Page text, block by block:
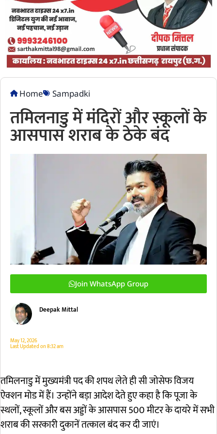
Home Sampadki
तमिलनाडु में मंदिरों और स्कूलों के
आसपास शराब के ठेके बंद
Join WhatsApp Group
Deepak Mittal
May 12, 2026
Last Updated on8:32 am
तमिलनाडु में मुख्यमंत्री पद की शपथ लेते ही सी जोसेफ विजय
ऐक्शन मोड में हैं। उन्होंने बड़ा आदेश देते हुए कहा है कि पूजा के
स्थलों, स्कूलों और बस अड्डों के आसपास 500 मीटर के दायरे में सभी
शराब की सरकारी दुकानें तत्काल बंद कर दी जाएं।